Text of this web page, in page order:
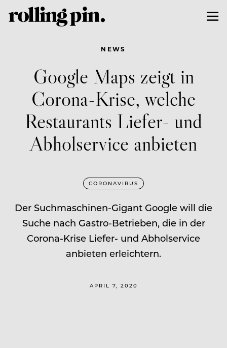
NEWS
Google Maps zeigt in
Corona-Krise, welche
Restaurants Liefer- und
Abholservice anbieten
CORONAVIRUS
Der Suchmaschinen-Gigant Google will die
Suche nach Gastro-Betrieben, die in der
Corona-Krise Liefer- und Abholservice
anbieten erleichtern.
APRIL 7, 2020